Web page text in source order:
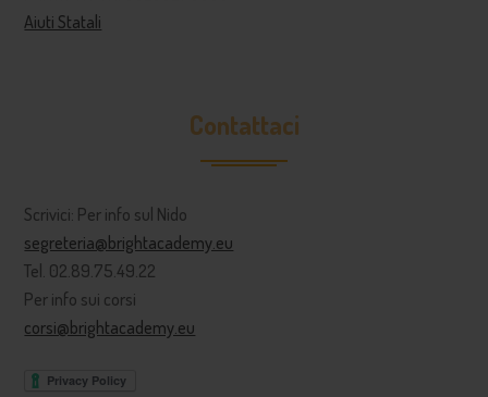
Aiuti Statali
Contattaci
Scrivici: Per info sul Nido
segreteria@brightacademy.eu
Tel. 02.89.75.49.22
Per info sui corsi
corsi@brightacademy.eu